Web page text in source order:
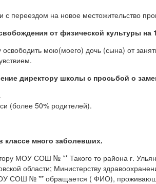
с переездом на новое местожительство
от физической культуры
мою(моего) дочь (сына) от
директору школы с просьбой о
(более 50% родителей).
классе много заболевших.
МОУ СОШ № ** Такого то района г.
области; Министерству
СОШ № ** обращается ( ФИО),